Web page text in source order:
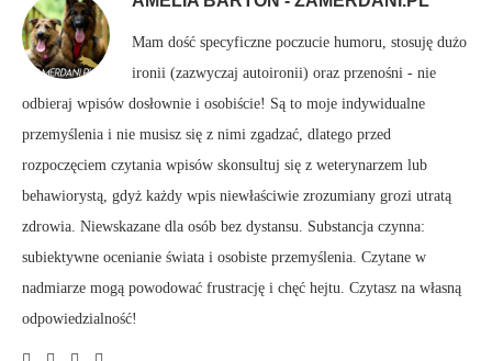
Mam dość specyficzne poczucie humoru, stosuję dużo
ironii (zazwyczaj autoironii) oraz przenośni - nie
odbieraj wpisów dosłownie i osobiście! Są to moje indywidualne
przemyślenia i nie musisz się z nimi zgadzać, dlatego przed
rozpoczęciem czytania wpisów skonsultuj się z weterynarzem lub
behawiorystą, gdyż każdy wpis niewłaściwie zrozumiany grozi utratą
zdrowia. Niewskazane dla osób bez dystansu. Substancja czynna:
subiektywne ocenianie świata i osobiste przemyślenia. Czytane w
nadmiarze mogą powodować frustrację i chęć hejtu. Czytasz na własną
odpowiedzialność!